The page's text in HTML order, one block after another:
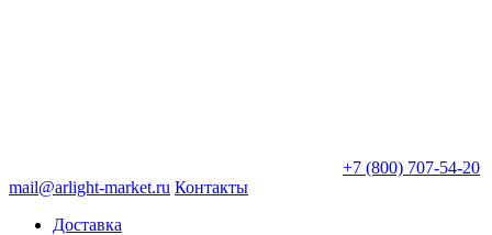
+7 (800) 707-54-20
mail@arlight-market.ru Контакты
Доставка